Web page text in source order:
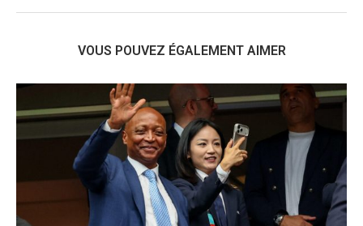
VOUS POUVEZ ÉGALEMENT AIMER